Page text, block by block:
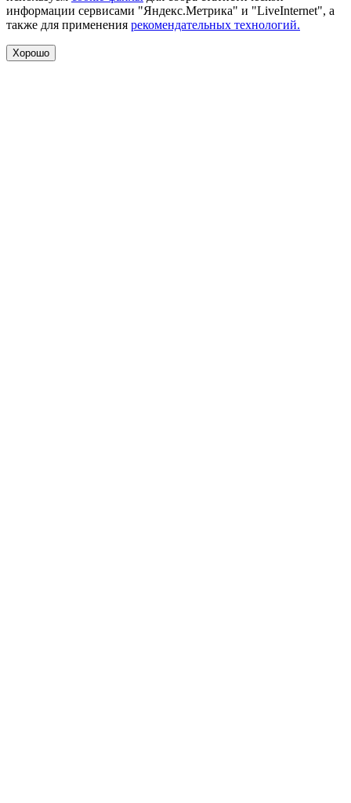
информации сервисами "Яндекс.Метрика" и "LiveInternet", а
также для применения рекомендательных технологий.
Хорошо